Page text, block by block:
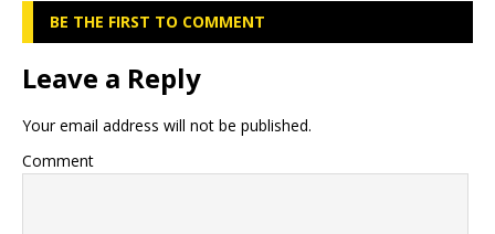
BE THE FIRST TO COMMENT
Leave a Reply
Your email address will not be published.
Comment